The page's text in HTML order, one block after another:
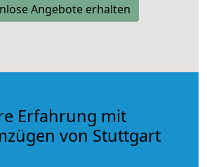
Angebote erhalten
Erfahrung mit
von Stuttgart